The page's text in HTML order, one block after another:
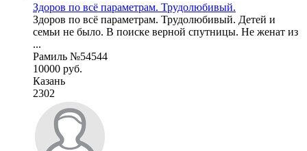
Здоров по всё параметрам. Трудолюбивый.
Здоров по всё параметрам. Трудолюбивый. Детей и
семьи не было. В поиске верной спутницы. Не женат из
...
Рамиль №54544
10000 руб.
Казань
2302